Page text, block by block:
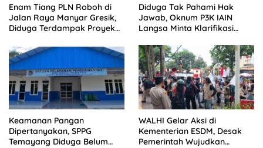
Enam Tiang PLN Roboh di
Jalan Raya Manyar Gresik,
Diduga Terdampak Proyek
Diduga Tak Pahami Hak
Jawab, Oknum P3K IAIN
Langsa Minta Klarifikasi
Keamanan Pangan
Dipertanyakan, SPPG
Temayang Diduga Belum
WALHI Gelar Aksi di
Kementerian ESDM, Desak
Pemerintah Wujudkan